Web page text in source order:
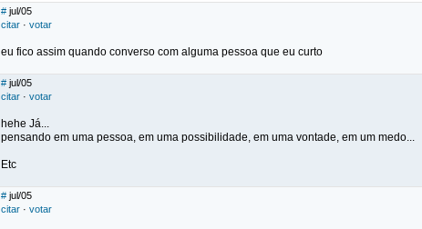
# jul/05
citar · votar
eu fico assim quando converso com alguma pessoa que eu curto
# jul/05
citar · votar
hehe Já...
pensando em uma pessoa, em uma possibilidade, em uma vontade, em um medo...
Etc
# jul/05
citar · votar